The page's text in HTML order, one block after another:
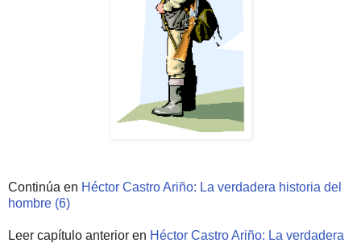
Continúa en Héctor Castro Ariño: La verdadera historia del
hombre (6)
Leer capítulo anterior en Héctor Castro Ariño: La verdadera